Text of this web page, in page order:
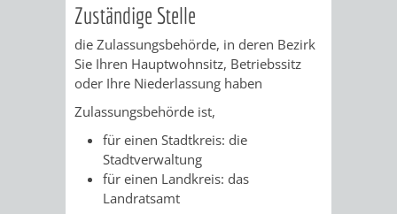
DES
OFFENEN
DENKMALS
LIEGENSCHAFTEN
ABWASSERBESEITIGUNG
ERSCHLIESSUNGSBEITRAG
ANTRAGSVERFAHREN
VERMIETE
DENKMALSCHUTZ
SPORT
Zuständige Stelle
die Zulassungsbehörde, in deren Bezirk
Sie Ihren Hauptwohnsitz, Betriebssitz
oder Ihre Niederlassung haben
Zulassungsbehörde ist,
für einen Stadtkreis: die
Stadtverwaltung
für einen Landkreis: das
Landratsamt